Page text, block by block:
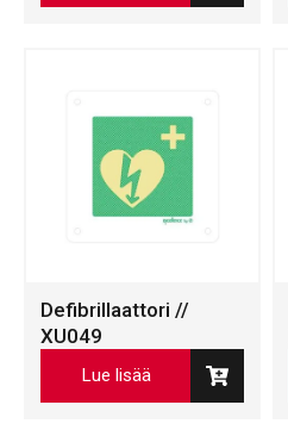
Defibrillaattori //
XU049
Lue lisää